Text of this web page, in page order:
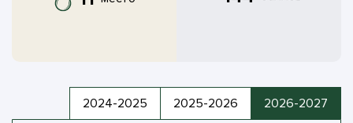
2024-2025 2025-2026 2026-2027